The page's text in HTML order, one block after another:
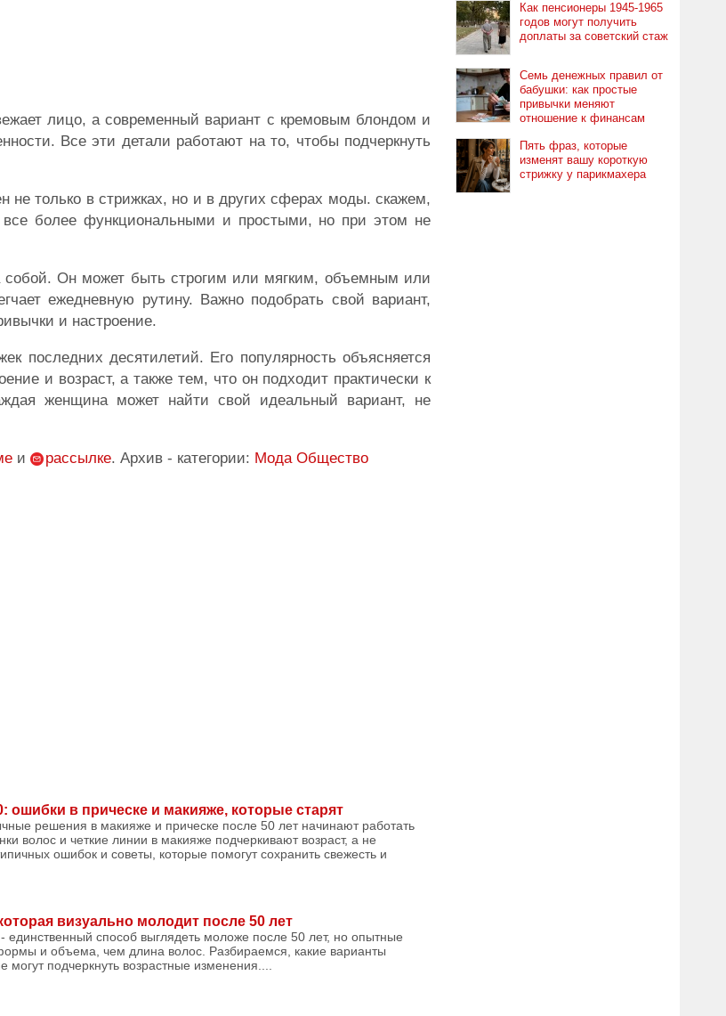
лицо, а современный вариант с кремовым блондом и
Все эти детали работают на то, чтобы подчеркнуть
не только в стрижках, но и в других сферах моды. скажем,
более функциональными и простыми, но при этом не
Он может быть строгим или мягким, объемным или
ежедневную рутину. Важно подобрать свой вариант,
и настроение.
последних десятилетий. Его популярность объясняется
и возраст, а также тем, что он подходит практически к
женщина может найти свой идеальный вариант, не
и рассылке. Архив - категории: Мода Общество
ошибки в прическе и макияже, которые старят
решения в макияже и прическе после 50 лет начинают работать
волос и четкие линии в макияже подчеркивают возраст, а не
ошибок и советы, которые помогут сохранить свежесть и
визуально молодит после 50 лет
единственный способ выглядеть моложе после 50 лет, но опытные
и объема, чем длина волос. Разбираемся, какие варианты
могут подчеркнуть возрастные изменения....
Как пенсионеры 1945-1965
годов могут получить
доплаты за советский стаж
Семь денежных правил от
бабушки: как простые
привычки меняют
отношение к финансам
Пять фраз, которые
изменят вашу короткую
стрижку у парикмахера